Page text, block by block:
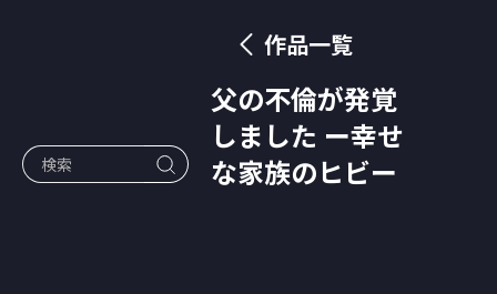
作品一覧
父の不倫が発覚
しました ー幸せ
な家族のヒビー